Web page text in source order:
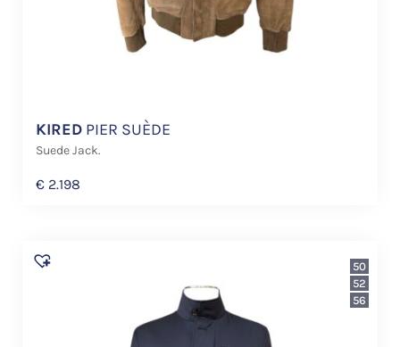
KIRED PIER SUÈDE
Suede Jack.
€ 2.198
50
52
56